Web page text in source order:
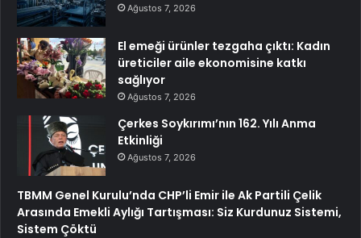
Ağustos 7, 2026
El emeği ürünler tezgaha çıktı: Kadın
üreticiler aile ekonomisine katkı
sağlıyor
Ağustos 7, 2026
Çerkes Soykırımı’nın 162. Yılı Anma
Etkinliği
Ağustos 7, 2026
TBMM Genel Kurulu’nda CHP’li Emir ile Ak Partili Çelik
Arasında Emekli Aylığı Tartışması: Siz Kurdunuz Sistemi,
Sistem Çöktü